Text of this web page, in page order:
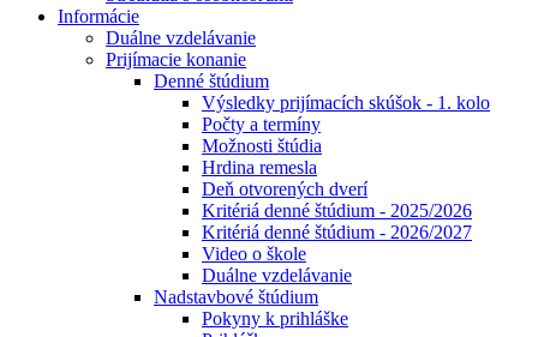
Informácie
Duálne vzdelávanie
Prijímacie konanie
Denné štúdium
Výsledky prijímacích skúšok - 1. kolo
Počty a termíny
Možnosti štúdia
Hrdina remesla
Deň otvorených dverí
Kritériá denné štúdium - 2025/2026
Kritériá denné štúdium - 2026/2027
Video o škole
Duálne vzdelávanie
Nadstavbové štúdium
Pokyny k prihláške